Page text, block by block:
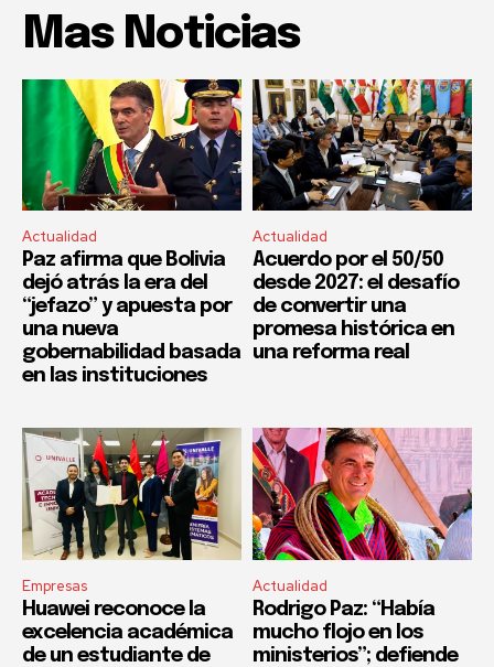
Mas Noticias
Actualidad
Paz afirma que Bolivia
dejó atrás la era del
“jefazo” y apuesta por
una nueva
gobernabilidad basada
en las instituciones
Actualidad
Acuerdo por el 50/50
desde 2027: el desafío
de convertir una
promesa histórica en
una reforma real
Empresas
Huawei reconoce la
excelencia académica
de un estudiante de
Actualidad
Rodrigo Paz: “Había
mucho flojo en los
ministerios”; defiende